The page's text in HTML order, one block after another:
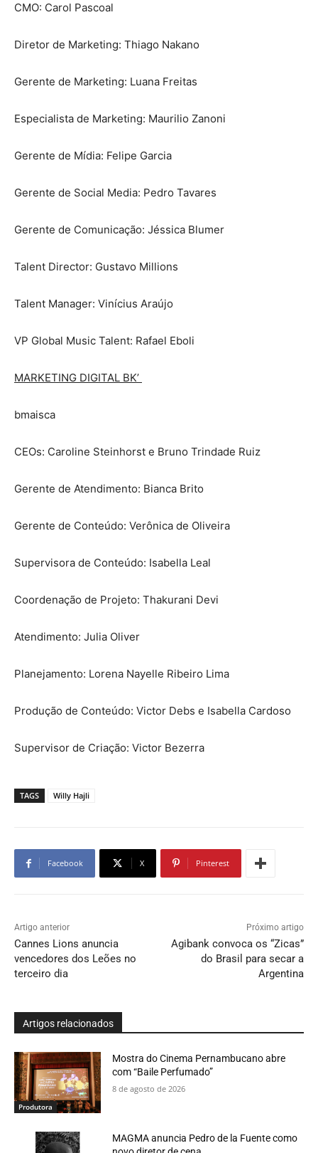
CMO: Carol Pascoal
Diretor de Marketing: Thiago Nakano
Gerente de Marketing: Luana Freitas
Especialista de Marketing: Maurilio Zanoni
Gerente de Mídia: Felipe Garcia
Gerente de Social Media: Pedro Tavares
Gerente de Comunicação: Jéssica Blumer
Talent Director: Gustavo Millions
Talent Manager: Vinícius Araújo
VP Global Music Talent: Rafael Eboli
MARKETING DIGITAL BK’
bmaisca
CEOs: Caroline Steinhorst e Bruno Trindade Ruiz
Gerente de Atendimento: Bianca Brito
Gerente de Conteúdo: Verônica de Oliveira
Supervisora de Conteúdo: Isabella Leal
Coordenação de Projeto: Thakurani Devi
Atendimento: Julia Oliver
Planejamento: Lorena Nayelle Ribeiro Lima
Produção de Conteúdo: Victor Debs e Isabella Cardoso
Supervisor de Criação: Victor Bezerra
TAGS Willy Hajli
Facebook X Pinterest
Artigo anterior
Cannes Lions anuncia
vencedores dos Leões no
terceiro dia
Próximo artigo
Agibank convoca os “Zicas”
do Brasil para secar a
Argentina
Artigos relacionados
Produtora
Mostra do Cinema Pernambucano abre
com “Baile Perfumado”
8 de agosto de 2026
MAGMA anuncia Pedro de la Fuente como